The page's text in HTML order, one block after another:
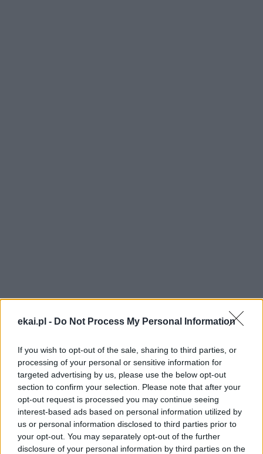
ekai.pl - Do Not Process My Personal Information
If you wish to opt-out of the sale, sharing to third parties, or
processing of your personal or sensitive information for
targeted advertising by us, please use the below opt-out
section to confirm your selection. Please note that after your
opt-out request is processed you may continue seeing
interest-based ads based on personal information utilized by
us or personal information disclosed to third parties prior to
your opt-out. You may separately opt-out of the further
disclosure of your personal information by third parties on the